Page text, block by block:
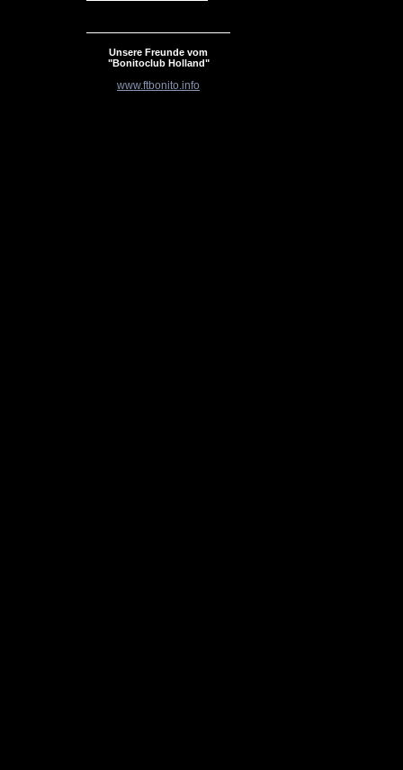
Unsere Freunde vom
"Bonitoclub Holland"
www.ftbonito.info